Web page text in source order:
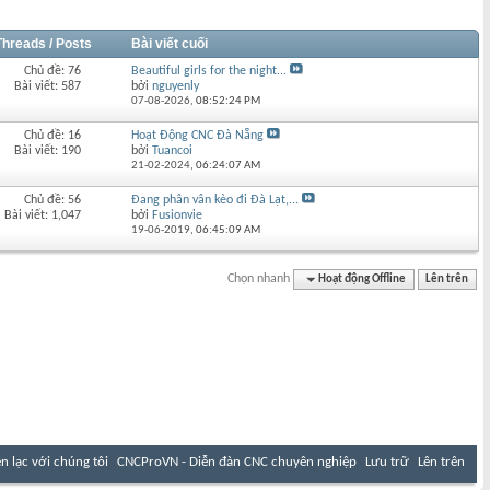
/ Posts Bài viết cuối
Chủ đề: 76
Bài viết: 587
Beautiful girls for the night...
bởinguyenly
07-08-2026,08:52:24 PM
Chủ đề: 16
Bài viết: 190
Hoạt Động CNC Đà Nẵng
bởiTuancoi
21-02-2024,06:24:07 AM
Chủ đề: 56
Bài viết: 1,047
Đang phân vân kèo đi Đà Lạt,...
bởi Fusionvie
19-06-2019,06:45:09 AM
Chọn nhanh Hoạt động Offline Lên trên
lạc với chúng tôi CNCProVN - Diễn đàn CNC chuyên nghiệp Lưu trữ Lên trên